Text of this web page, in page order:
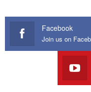
Facebook
Join us on